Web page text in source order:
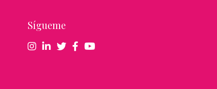
Sígueme